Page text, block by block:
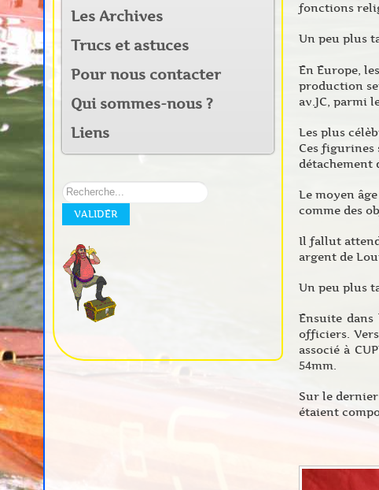
Les Archives
Trucs et astuces
Pour nous contacter
Qui sommes-nous ?
Liens
Rechercher
sur
notre
VALIDER
fonctions
Un peu plus
En Europe,
production
av.JC, parmi
Les plus
Ces figurines
détachement
Le moyen
comme des
Il fallut
argent de
Un peu plus
Ensuite
officiers.
associé à
54mm.
Sur le
étaient